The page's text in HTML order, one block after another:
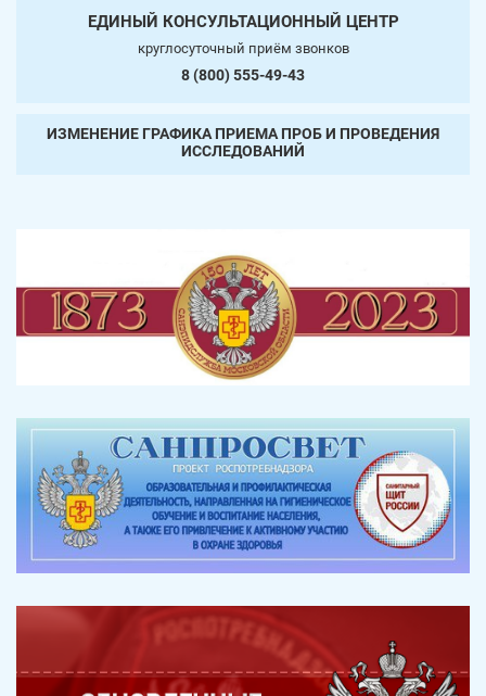
ЕДИНЫЙ КОНСУЛЬТАЦИОННЫЙ ЦЕНТР
круглосуточный приём звонков
8 (800) 555-49-43
ИЗМЕНЕНИЕ ГРАФИКА ПРИЕМА ПРОБ И ПРОВЕДЕНИЯ
ИССЛЕДОВАНИЙ